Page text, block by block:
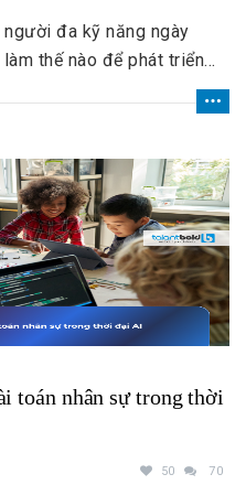
đa kỹ năng ngày
thế nào để phát triển
toán nhân sự trong thời
50 70